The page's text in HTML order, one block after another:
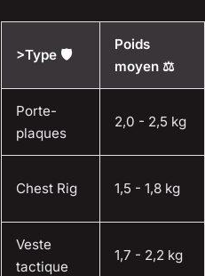
>Type 🛡️
Poids
moyen ⚖️
Porte-
plaques
2,0 - 2,5 kg
Chest Rig 1,5 - 1,8 kg
Veste
tactique
1,7 - 2,2 kg